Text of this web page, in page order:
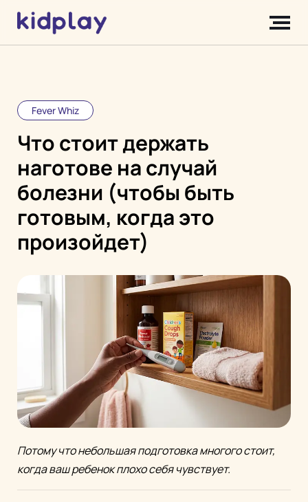
Fever Whiz
Что стоит держать
наготове на случай
болезни (чтобы быть
готовым, когда это
произойдет)
Потому что небольшая подготовка многого стоит,
когда ваш ребенок плохо себя чувствует.